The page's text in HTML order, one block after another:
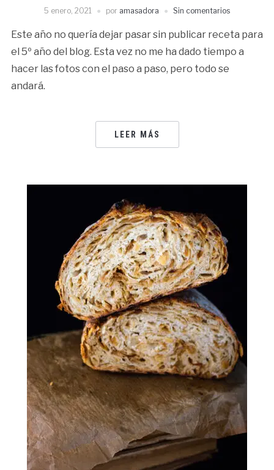
5 enero, 2021 por amasadora Sin comentarios
Este año no quería dejar pasar sin publicar receta para
el 5º año del blog. Esta vez no me ha dado tiempo a
hacer las fotos con el paso a paso, pero todo se
andará.
LEER MÁS